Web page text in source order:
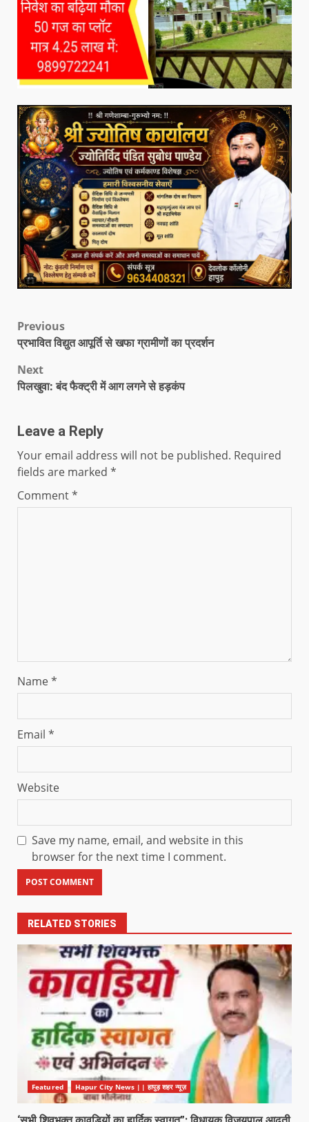
Previous
प्रभावित विद्युत आपूर्ति से खफा ग्रामीणों का प्रदर्शन
Next
पिलखुवा: बंद फैक्ट्री में आग लगने से हड़कंप
Leave a Reply
Your email address will not be published. Required
fields are marked *
Comment*
Name*
Email *
Website
Save my name, email, and website in this
browser for the next time I comment.
RELATED STORIES
Featured Hapur City News || हापुड़ शहर न्यूज़